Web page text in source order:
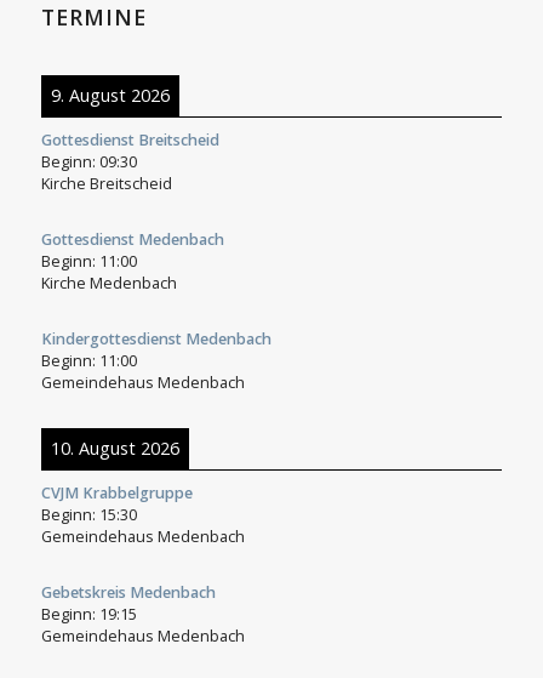
TERMINE
9. August 2026
Gottesdienst Breitscheid
Beginn: 09:30
Kirche Breitscheid
Gottesdienst Medenbach
Beginn: 11:00
Kirche Medenbach
Kindergottesdienst Medenbach
Beginn: 11:00
Gemeindehaus Medenbach
10. August 2026
CVJM Krabbelgruppe
Beginn: 15:30
Gemeindehaus Medenbach
Gebetskreis Medenbach
Beginn: 19:15
Gemeindehaus Medenbach